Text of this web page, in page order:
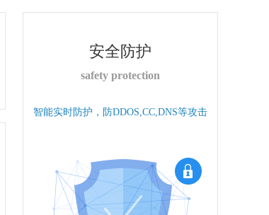
安全防护
safety protection
智能实时防护，防DDOS,CC,DNS等攻击